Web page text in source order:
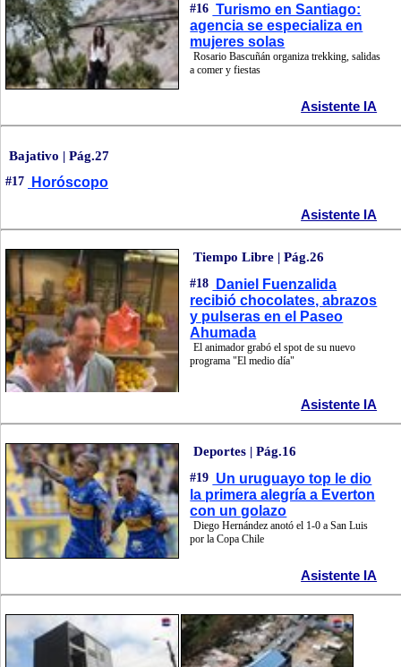
#16 Turismo en Santiago:
agencia se especializa en
mujeres solas
Rosario Bascuñán organiza trekking, salidas
a comer y fiestas
Asistente IA
Bajativo | Pág.27
#17 Horóscopo
Asistente IA
Tiempo Libre | Pág.26
#18
Daniel Fuenzalida
recibió chocolates, abrazos
y pulseras en el Paseo
Ahumada
El animador grabó el spot de su nuevo
programa "El medio día"
Asistente IA
Deportes | Pág.16
#19 Un uruguayo top le dio
la primera alegría a Everton
con un golazo
Diego Hernández anotó el 1-0 a San Luis
por la Copa Chile
Asistente IA